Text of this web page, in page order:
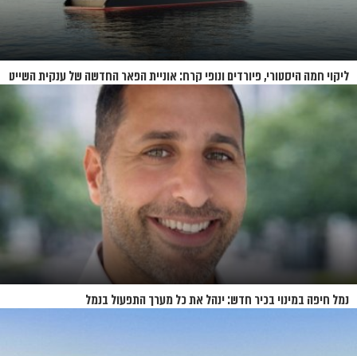
ליקוי חמה היסטורי, פיורדים ונופי קרח: אוניית הפאר החדשה של ענקית השייט
תושק בקיץ 2026
נמל חיפה במינוי בכיר חדש: ינהל את כל מערך התפעול בנמל